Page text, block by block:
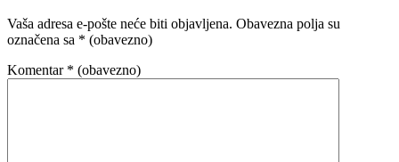
Vaša adresa e-pošte neće biti objavljena. Obavezna polja su
označena sa * (obavezno)
Komentar * (obavezno)